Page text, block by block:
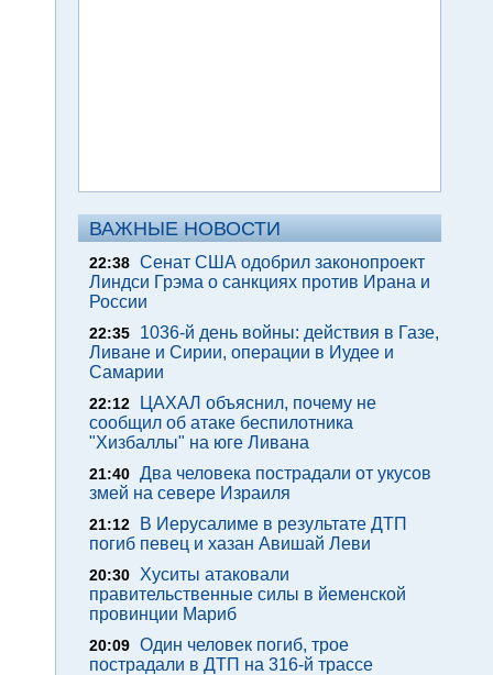
ВАЖНЫЕ НОВОСТИ
22:38 Сенат США одобрил законопроект
Линдси Грэма о санкциях против Ирана и
России
22:35
1036-й день войны: действия в Газе,
Ливане и Сирии, операции в Иудее и
Самарии
22:12
ЦАХАЛ объяснил, почему не
сообщил об атаке беспилотника
"Хизбаллы" на юге Ливана
21:40 Два человека пострадали от укусов
змей на севере Израиля
21:12
В Иерусалиме в результате ДТП
погиб певец и хазан Авишай Леви
20:30
Хуситы атаковали
правительственные силы в йеменской
провинции Мариб
20:09 Один человек погиб, трое
пострадали в ДТП на 316-й трассе